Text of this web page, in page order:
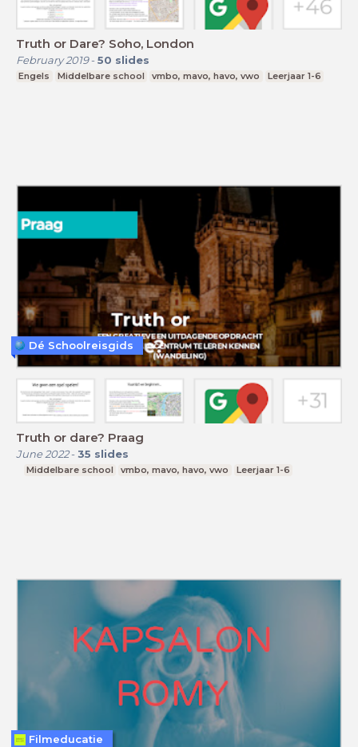
Truth or Dare? Soho, London
February 2019- 50 slides
Engels Middelbare school vmbo, mavo, havo, vwo Leerjaar 1-6
Truth or dare? Praag
June 2022- 35 slides
Middelbare school vmbo, mavo, havo, vwo Leerjaar 1-6
Dé Schoolreisgids
Filmeducatie